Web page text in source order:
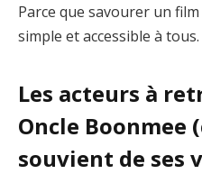
Parce que savourer un
simple et accessible à tous.
Les acteurs à
Oncle Boonmee
souvient de ses